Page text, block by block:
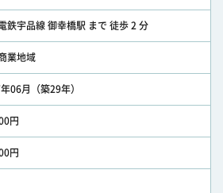
鉄宇品線 御幸橋駅 まで 徒歩 2 分
業地域
06月（築29年）
円
円